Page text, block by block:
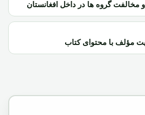
و مخالفت گروه ها در داخل افغانستان
مؤلف با محتوای کتاب